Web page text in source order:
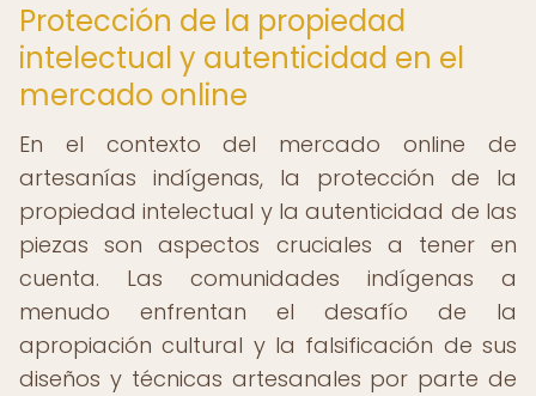
Protección de la propiedad
intelectual y autenticidad en el
mercado online
En el contexto del mercado online de
artesanías indígenas, la protección de la
propiedad intelectual y la autenticidad de las
piezas son aspectos cruciales a tener en
cuenta. Las comunidades indígenas a
menudo enfrentan el desafío de la
apropiación cultural y la falsificación de sus
diseños y técnicas artesanales por parte de